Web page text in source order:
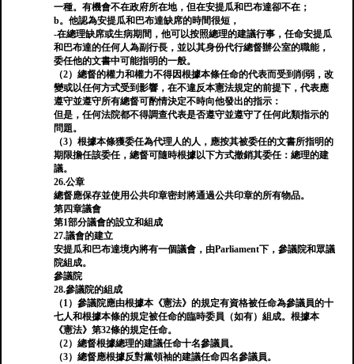
一種。有機會不在政府所在地，但在安提瓜和巴布達卻不在；
b。他認為安提瓜和巴布達缺席的時間很短，
-在總理缺席或生病期間，他可以按照總理的建議行事，任命安提瓜
和巴布達的任何人為副行長，並以其身份代行總督辦公室的職能，
委任他的文書中可能指明的一般。
（2）總督的權力和權力不得因根據本條任命的代表而受到削弱，改
變或以任何方式受到影響，在不違反本憲法規定的前提下，代表應
遵守並遵守所有總督可酌情決定不時向他發出的指示：
但是，任何法院都不得調查代表是否遵守並遵守了任何此類指示的
問題。
（3）根據本條獲委任為代理人的人，應按其被委任的文書所指明的
期限擔任該委任，總督可隨時根據以下方式撤銷其委任：總理的建
議。
26.公章
總督應保存並使用公共印章密封將通過公共印章的所有物品。
第四章議會
第1部分議會的設立和組成
27.議會的建立
安提瓜和巴布達境內將有一個議會，由Parliament下，參議院和眾議
院組成。
參議院
28.參議院的組成
（1）參議院應由根據本《憲法》的規定有資格被任命為參議員的十
七人和根據本條的規定被任命的臨時委員（如有）組成。根據本
《憲法》第32條的規定任命。
（2）總督根據總理的建議任命十名參議員。
（3）總督應根據反對黨領袖的建議任命四名參議員。